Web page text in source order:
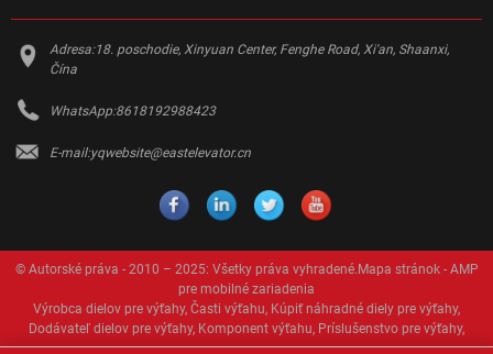
Adresa:18. poschodie, Xinyuan Center, Fenghe Road, Xi'an, Shaanxi,
Čína
WhatsApp:8618192988423
E-mail:yqwebsite@eastelevator.cn
© Autorské práva - 2010 – 2025: Všetky práva vyhradené.Mapa stránok- AMP
pre mobilné zariadenia
Výrobca dielov pre výťahy, Časti výťahu, Kúpiť náhradné diely pre výťahy,
Dodávateľ dielov pre výťahy, Komponent výťahu, Príslušenstvo pre výťahy,